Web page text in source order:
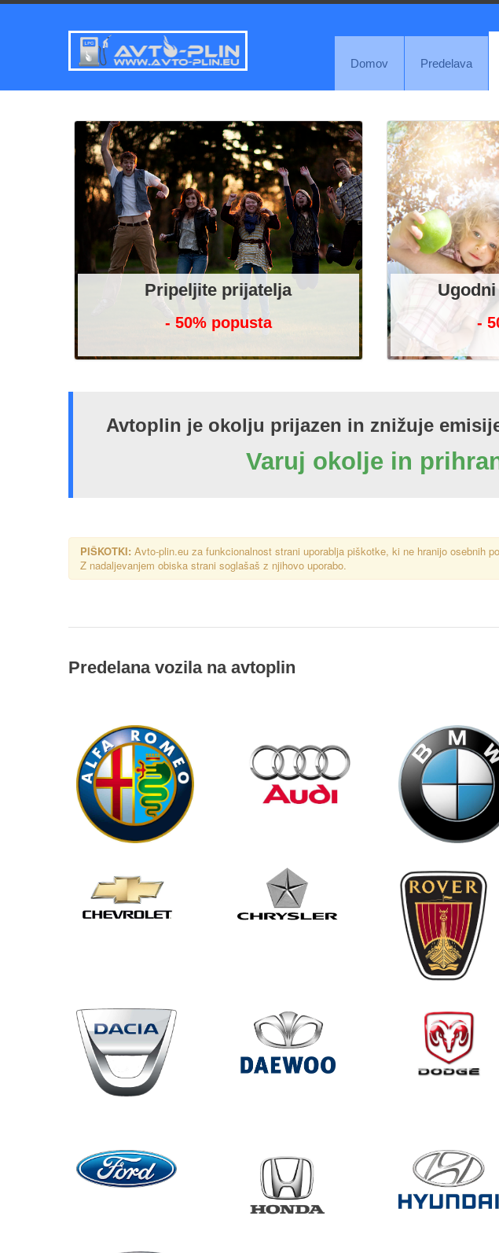
Domov Predelava
Pripeljite prijatelja
- 50% popusta -
Avtoplin je okolju prijazen in znižuje
Varuj okolje in
PIŠKOTKI: Avto-plin.eu za funkcionalnost strani uporablja piškotke, ki ne hranijo osebnih
Z nadaljevanjem obiska strani soglašaš z njihovo uporabo.
Predelana vozila na avtoplin